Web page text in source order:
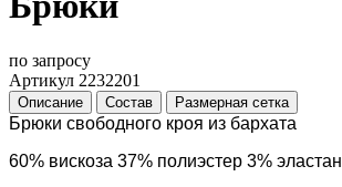
по запросу
Артикул 2232201
Описание Состав Размерная сетка
Брюки свободного кроя из бархата
60% вискоза 37% полиэстер 3% эластан